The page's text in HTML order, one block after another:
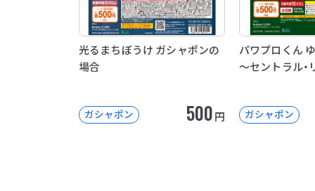
光るまちぼうけ ガシャポンの
場合
ガシャポン 500円
パワプロくん
～セントラル・
ガシャポン